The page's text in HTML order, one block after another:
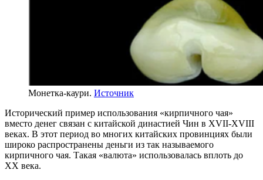
Монетка-каури. Источник
Исторический пример использования «кирпичного чая»
вместо денег связан с китайской династией Чин в XVII-XVIII
веках. В этот период во многих китайских провинциях были
широко распространены деньги из так называемого
кирпичного чая. Такая «валюта» использовалась вплоть до
XX века.